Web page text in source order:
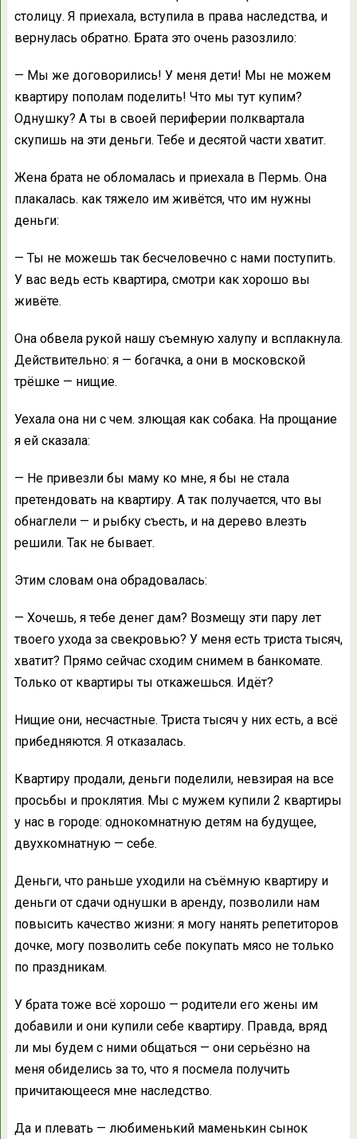
столицу. Я приехала, вступила в права наследства, и
вернулась обратно. Брата это очень разозлило:
— Мы же договорились! У меня дети! Мы не можем
квартиру пополам поделить! Что мы тут купим?
Однушку? А ты в своей периферии полквартала
скупишь на эти деньги. Тебе и десятой части хватит.
Жена брата не обломалась и приехала в Пермь. Она
плакалась. как тяжело им живётся, что им нужны
деньги:
— Ты не можешь так бесчеловечно с нами поступить.
У вас ведь есть квартира, смотри как хорошо вы
живёте.
Она обвела рукой нашу съемную халупу и всплакнула.
Действительно: я — богачка, а они в московской
трёшке — нищие.
Уехала она ни с чем. злющая как собака. На прощание
я ей сказала:
— Не привезли бы маму ко мне, я бы не стала
претендовать на квартиру. А так получается, что вы
обнаглели — и рыбку съесть, и на дерево влезть
решили. Так не бывает.
Этим словам она обрадовалась:
— Хочешь, я тебе денег дам? Возмещу эти пару лет
твоего ухода за свекровью? У меня есть триста тысяч,
хватит? Прямо сейчас сходим снимем в банкомате.
Только от квартиры ты откажешься. Идёт?
Нищие они, несчастные. Триста тысяч у них есть, а всё
прибедняются. Я отказалась.
Квартиру продали, деньги поделили, невзирая на все
просьбы и проклятия. Мы с мужем купили 2 квартиры
у нас в городе: однокомнатную детям на будущее,
двухкомнатную — себе.
Деньги, что раньше уходили на съёмную квартиру и
деньги от сдачи однушки в аренду, позволили нам
повысить качество жизни: я могу нанять репетиторов
дочке, могу позволить себе покупать мясо не только
по праздникам.
У брата тоже всё хорошо — родители его жены им
добавили и они купили себе квартиру. Правда, вряд
ли мы будем с ними общаться — они серьёзно на
меня обиделись за то, что я посмела получить
причитающееся мне наследство.
Да и плевать — любименький маменькин сынок